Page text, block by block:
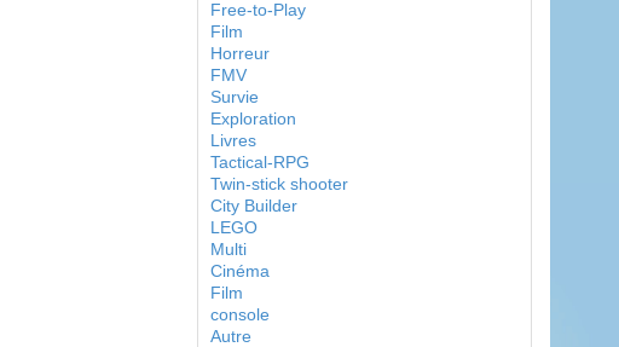
Free-to-Play
Film
Horreur
FMV
Survie
Exploration
Livres
Tactical-RPG
Twin-stick shooter
City Builder
LEGO
Multi
Cinéma
Film
console
Autre